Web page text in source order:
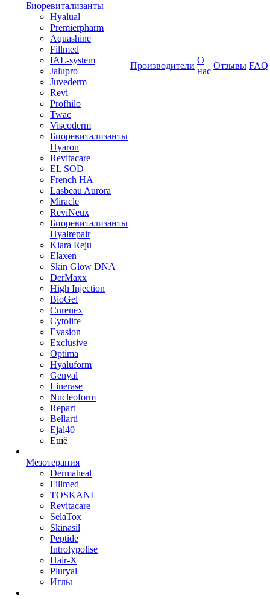
Биоревитализанты
Hyalual
Premierpharm
Aquashine
Fillmed
IAL-system
Jalupro
Juvederm
Revi
Profhilo
Twac
Viscoderm
Биоревитализанты
Hyaron
Revitacare
EL SOD
French HA
Lasbeau Aurora
Miracle
ReviNeux
Биоревитализанты
Hyalrepair
Kiara Reju
Elaxen
Skin Glow DNA
DerMaxx
High Injection
BioGel
Curenex
Cytolife
Evasion
Exclusive
Optima
Hyaluform
Genyal
Linerase
Nucleoform
Repart
Bellarti
Ejal40
Ещё
Мезотерапия
Dermaheal
Fillmed
TOSKANI
Revitacare
SelaTox
Skinasil
Peptide
Introlypolise
Hair-X
Pluryal
Иглы
Производители
О
нас
Отзывы FAQ